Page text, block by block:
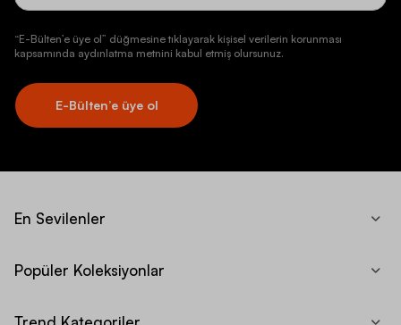
“E-Bülten’e üye ol” düğmesine tıklayarak kişisel verilerin korunması
kapsamında aydınlatma metnini kabul etmiş olursunuz.
E-Bülten’e üye ol
En Sevilenler
Popüler Koleksiyonlar